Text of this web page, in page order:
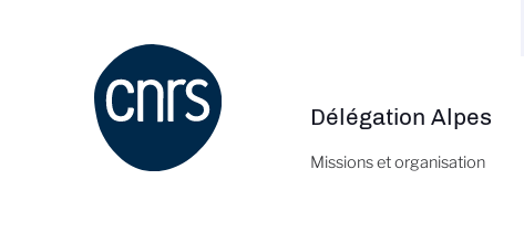
Navigation
principale
Délégation Alpes
Missions et organisation